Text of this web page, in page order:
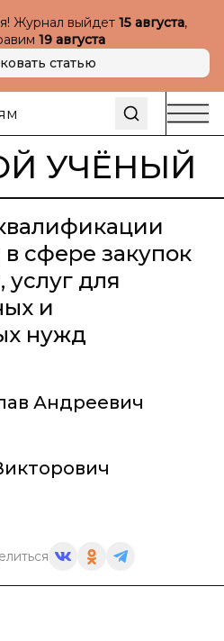
Журнал выйдет 15 августа,
19 августа
статью
УЧЁНЫЙ
сфере закупок
услуг для
и
нужд
Андреевич